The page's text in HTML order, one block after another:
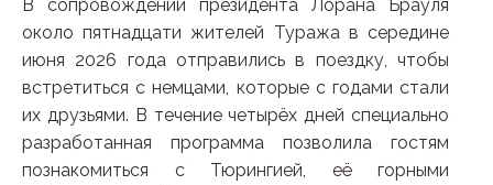
В сопровождении президента Лорана Брауля
около пятнадцати жителей Туража в середине
июня 2026 года отправились в поездку, чтобы
встретиться с немцами, которые с годами стали
их друзьями. В течение четырёх дней специально
разработанная программа позволила гостям
познакомиться с Тюрингией, её горными